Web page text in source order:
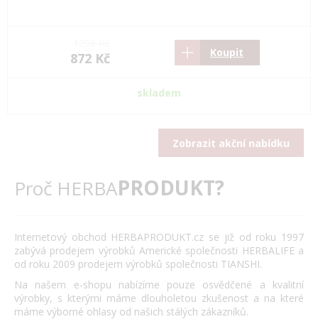
872 Kč Koupit
skladem
Zobrazit akční nabídku
Proč HERBAPRODUKT?
Internetový obchod HERBAPRODUKT.cz se již od roku 1997
zabývá prodejem výrobků Americké společnosti HERBALIFE a
od roku 2009 prodejem výrobků společnosti TIANSHI.
Na našem e-shopu nabízíme pouze osvědčené a kvalitní
výrobky, s kterými máme dlouholetou zkušenost a na které
máme výborné ohlasy od našich stálých zákazníků.